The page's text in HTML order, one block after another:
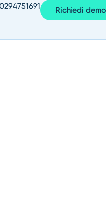
Richiedi demo